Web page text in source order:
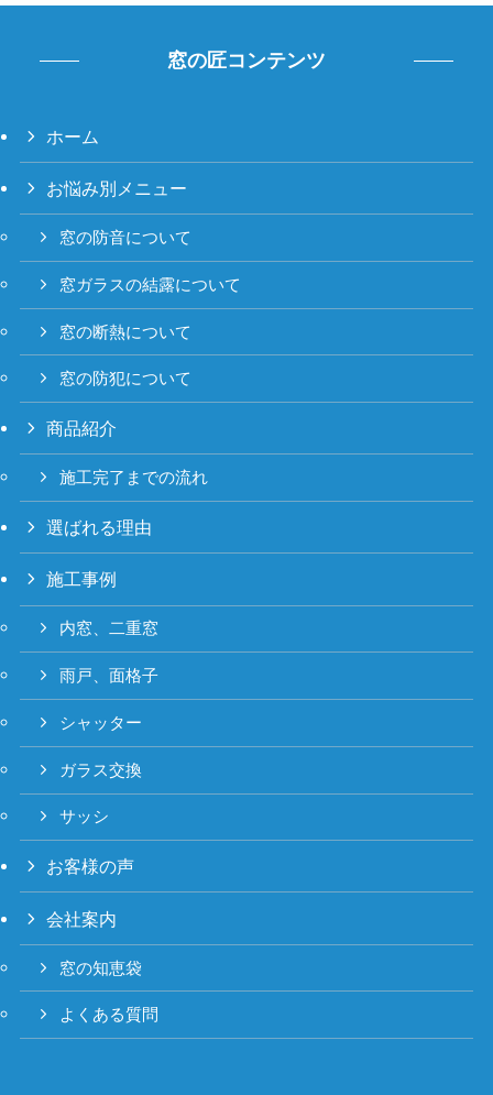
窓の匠コンテンツ
ホーム
お悩み別メニュー
窓の防音について
窓ガラスの結露について
窓の断熱について
窓の防犯について
商品紹介
施工完了までの流れ
選ばれる理由
施工事例
内窓、二重窓
雨戸、面格子
シャッター
ガラス交換
サッシ
お客様の声
会社案内
窓の知恵袋
よくある質問